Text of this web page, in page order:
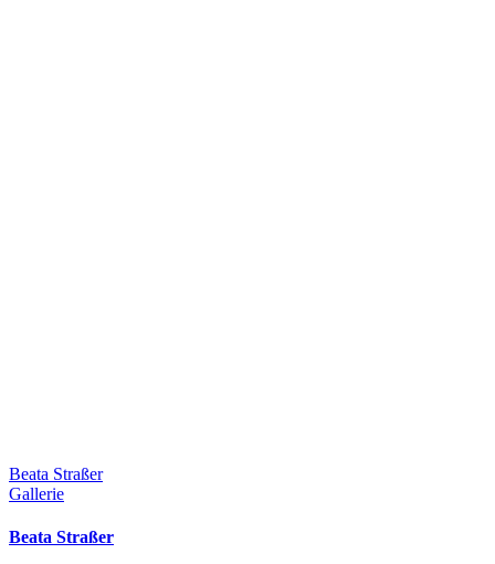
Beata Straßer
Gallerie
Beata Straßer